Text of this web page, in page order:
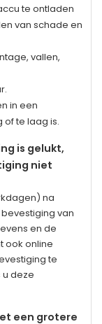
te ontladen
van schade en
vallen,
in een
te laag is.
is gelukt,
niet
na
van
en de
ook online
te
deze
een grotere